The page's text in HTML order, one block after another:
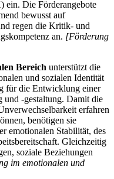
ein. Die Förderangebote
bewusst auf
regen die Kritik- und
an. [Förderung
Bereich unterstützt die
und sozialen Identität
für die Entwicklung einer
und -gestaltung. Damit die
erfahren
benötigen sie
emotionalen Stabilität, des
Gleichzeitig
soziale Beziehungen
im emotionalen und